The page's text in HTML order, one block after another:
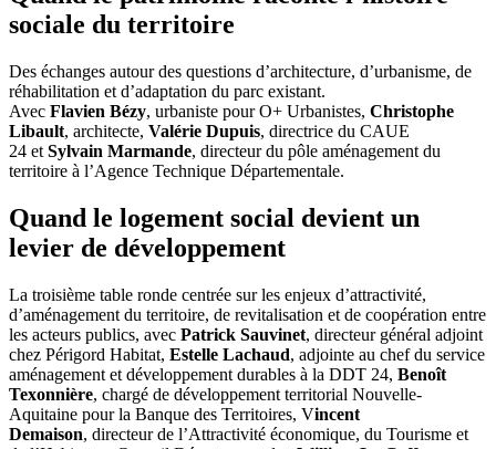
sociale du territoire
Des échanges autour des questions d’architecture, d’urbanisme, de
réhabilitation et d’adaptation du parc existant.
Avec Flavien Bézy, urbaniste pour O+ Urbanistes, Christophe
Libault, architecte, Valérie Dupuis, directrice du CAUE
24 et Sylvain Marmande, directeur du pôle aménagement du
territoire à l’Agence Technique Départementale.
Quand le logement social devient un
levier de développement
La troisième table ronde centrée sur les enjeux d’attractivité,
d’aménagement du territoire, de revitalisation et de coopération entre
les acteurs publics, avec Patrick Sauvinet, directeur général adjoint
chez Périgord Habitat, Estelle Lachaud, adjointe au chef du service
aménagement et développement durables à la DDT 24, Benoît
Texonnière, chargé de développement territorial Nouvelle-
Aquitaine pour la Banque des Territoires, Vincent
Demaison, directeur de l’Attractivité économique, du Tourisme et